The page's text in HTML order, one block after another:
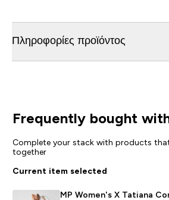
Πληροφορίες προϊόντος
Frequently bought
Complete your stack with products
together
Current item selected
MP Women's X Tatiana